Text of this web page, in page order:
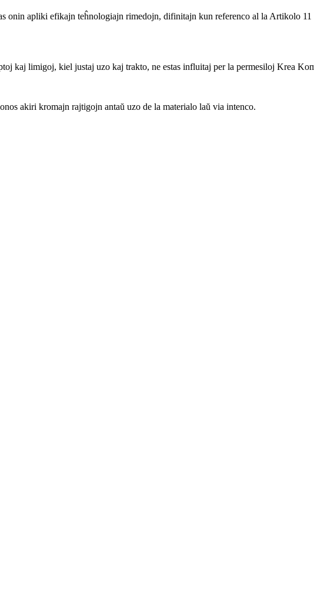
onin apliki efikajn teĥnologiajn rimedojn, difinitajn kun referenco al la Artikolo
kaj limigoj, kiel justaj uzo kaj trakto, ne estas influitaj per la permesiloj Krea
akiri kromajn rajtigojn antaŭ uzo de la materialo laŭ via intenco.